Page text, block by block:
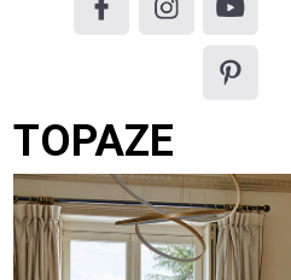
TOPAZE